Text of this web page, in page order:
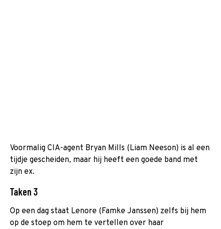
Voormalig CIA-agent Bryan Mills (Liam Neeson) is al een
tijdje gescheiden, maar hij heeft een goede band met
zijn ex.
Taken 3
Op een dag staat Lenore (Famke Janssen) zelfs bij hem
op de stoep om hem te vertellen over haar